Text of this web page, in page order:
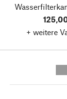
+ weitere